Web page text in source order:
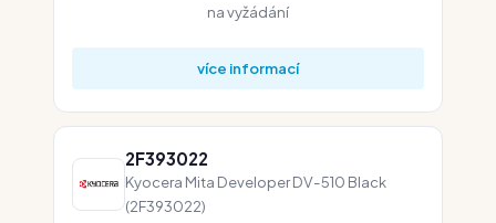
na vyžádání
více informací
2F393022
Kyocera Mita Developer DV-510 Black
(2F393022)